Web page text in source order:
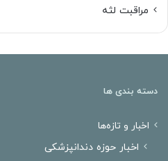
مراقبت لثه
دسته بندی ها
اخبار و تازه‌ها
اخبار حوزه دندانپزشکی